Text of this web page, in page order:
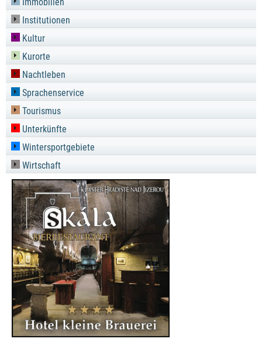
Institutionen
Kultur
Kurorte
Nachtleben
Sprachenservice
Tourismus
Unterkünfte
Wintersportgebiete
Wirtschaft